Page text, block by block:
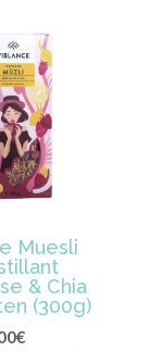
Muesli
& Chia
(300g)
€